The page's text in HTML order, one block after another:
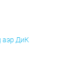
аэр ДиК